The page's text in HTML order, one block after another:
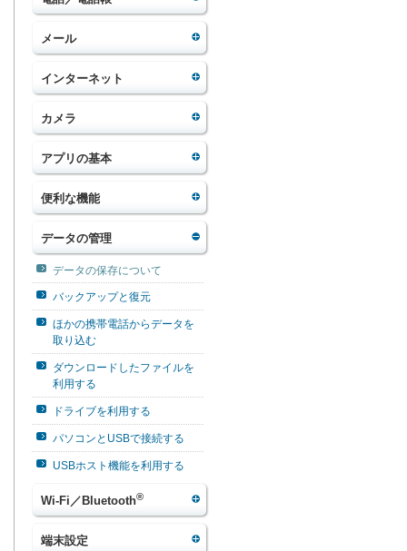
メール
インターネット
カメラ
アプリの基本
便利な機能
データの管理
データの保存について
バックアップと復元
ほかの携帯電話からデータを
取り込む
ダウンロードしたファイルを
利用する
ドライブを利用する
パソコンとUSBで接続する
USBホスト機能を利用する
Wi-Fi／Bluetooth®
端末設定